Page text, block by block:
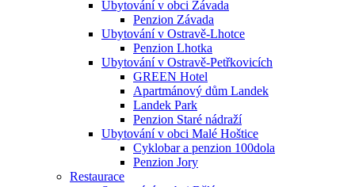
Ubytování v obci Závada
Penzion Závada
Ubytování v Ostravě-Lhotce
Penzion Lhotka
Ubytování v Ostravě-Petřkovicích
GREEN Hotel
Apartmánový dům Landek
Landek Park
Penzion Staré nádraží
Ubytování v obci Malé Hoštice
Cyklobar a penzion 100dola
Penzion Jory
Restaurace